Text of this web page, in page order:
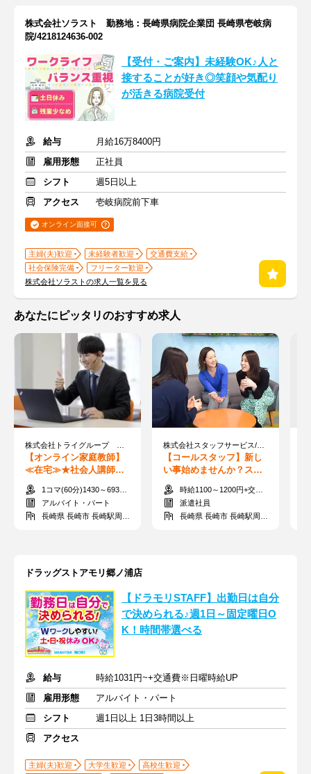
株式会社ソラスト 勤務地：長崎県病院企業団 長崎県壱岐病
院/4218124636-002
【受付・ご案内】未経験OK♪人と
接することが好き◎笑顔や気配り
が活きる病院受付
給与
月給16万8400円
雇用形態
正社員
シフト
週5日以上
アクセス
壱岐病院前下車
オンライン面接可
主婦(夫)歓迎 未経験者歓迎
交通費支給
社会保険完備
フリーター歓迎
株式会社ソラストの求人一覧を見る
あなたにピッタリのおすすめ求人
【オンライン家庭教師】
≪在宅≫★社会人講師募
集★すきま時間に60分か
ら指導可能◎
1コマ(60分)1430～6930円
アルバイト・パート
長崎県 長崎市 長崎駅周辺・浜町
【コールスタッフ】新し
い事始めませんか？スキ
ルアップ応援★未経験OK
◎綺麗なオフィス♪
時給1100～1200円+交通費支給
派遣社員
長崎県 長崎市 長崎駅周辺・浜町
ドラッグストアモリ郷ノ浦店
【ドラモリSTAFF】出勤日は自分
で決められる♪週1日～固定曜日O
K！時間帯選べる
給与
時給1031円~+交通費※日曜時給UP
雇用形態
アルバイト・パート
シフト
週1日以上 1日3時間以上
アクセス
主婦(夫)歓迎 大学生歓迎
高校生歓迎